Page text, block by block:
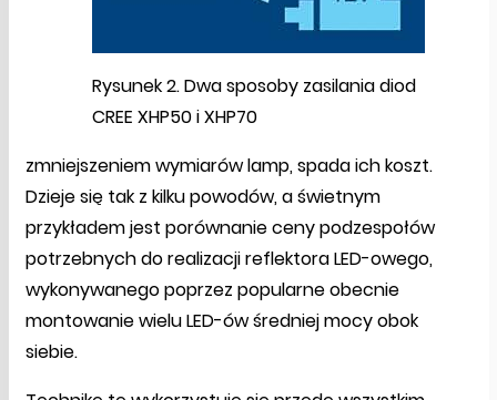
Rysunek 2. Dwa sposoby zasilania diod
CREE XHP50 i XHP70
zmniejszeniem wymiarów lamp, spada ich koszt.
Dzieje się tak z kilku powodów, a świetnym
przykładem jest porównanie ceny podzespołów
potrzebnych do realizacji reflektora LED-owego,
wykonywanego poprzez popularne obecnie
montowanie wielu LED-ów średniej mocy obok
siebie.